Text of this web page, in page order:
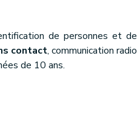
de personnes et de
contact, communication radio
de 10 ans.